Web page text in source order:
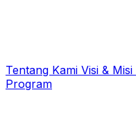
Tentang Kami Visi & Misi
Program